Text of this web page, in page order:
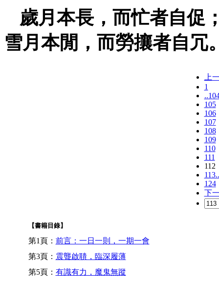
歲月本長，而忙者自促
雪月本閒，而勞攘者自冗
上
1
105
106
107
108
109
110
111
112
113..
124
下
【書籍目錄】
第1頁： 前言：一日一則，一期一會
第3頁： 震聾啟聵，臨深履薄
第5頁： 有識有力，魔鬼無蹤